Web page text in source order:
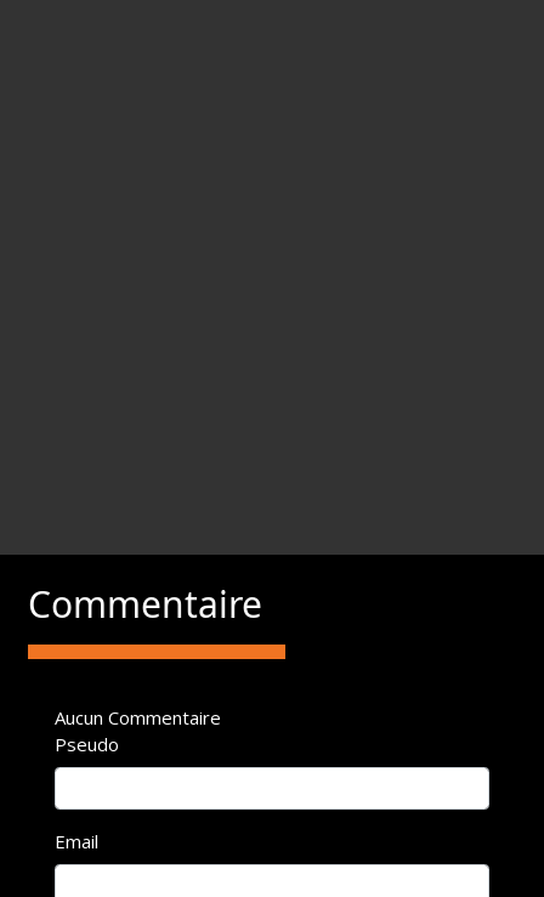
Commentaire
Aucun Commentaire
Pseudo
Email